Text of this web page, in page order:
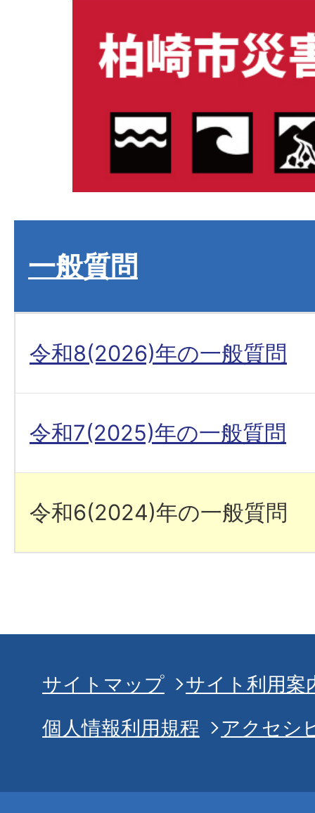
一般質問
令和8(2026)年の一般質問
令和7(2025)年の一般質問
令和6(2024)年の一般質問
サイトマップ
サイト利用案
個人情報利用規程
アクセシ